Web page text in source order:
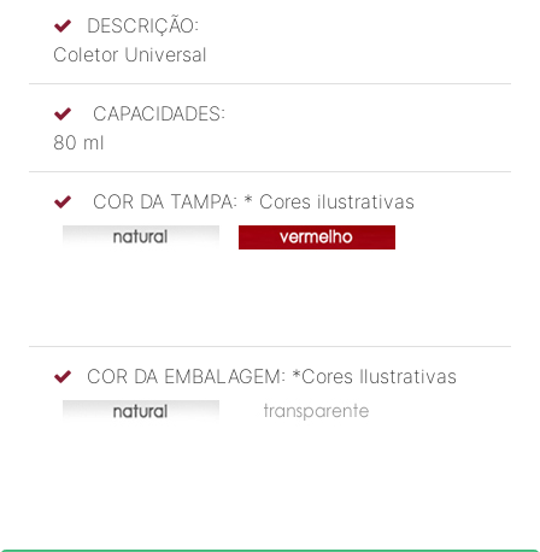
DESCRIÇÃO:
Coletor Universal
CAPACIDADES:
80 ml
COR DA TAMPA: * Cores ilustrativas
COR DA EMBALAGEM: *Cores Ilustrativas